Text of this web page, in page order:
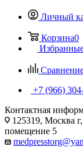
Личный
Корзина0
+7 (966)
Контактная
125319, Москва
помещение 5